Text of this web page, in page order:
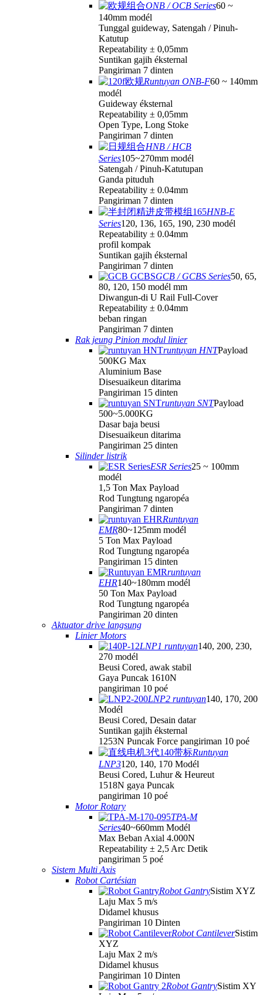
ONB / OCB Series60 ~
140mm modél
Tunggal guideway, Satengah / Pinuh-
Katutup
Repeatability ± 0,05mm
Suntikan gajih éksternal
Pangiriman 7 dinten
Runtuyan ONB-F60 ~ 140mm
modél
Guideway éksternal
Repeatability ± 0,05mm
Open Type, Long Stoke
Pangiriman 7 dinten
HNB / HCB
Series105~270mm modél
Satengah / Pinuh-Katutupan
Ganda pituduh
Repeatability ± 0.04mm
Pangiriman 7 dinten
HNB-E
Series120, 136, 165, 190, 230 modél
Repeatability ± 0.04mm
profil kompak
Suntikan gajih éksternal
Pangiriman 7 dinten
GCB / GCBS Series50, 65,
80, 120, 150 modél mm
Diwangun-di U Rail Full-Cover
Repeatability ± 0.04mm
beban ringan
Pangiriman 7 dinten
Rak jeung Pinion modul linier
runtuyan HNTPayload
500KG Max
Aluminium Base
Disesuaikeun ditarima
Pangiriman 15 dinten
runtuyan SNTPayload
500~5.000KG
Dasar baja beusi
Disesuaikeun ditarima
Pangiriman 25 dinten
Silinder listrik
ESR Series25 ~ 100mm
modél
1,5 Ton Max Payload
Rod Tungtung ngaropéa
Pangiriman 7 dinten
Runtuyan
EMR80~125mm modél
5 Ton Max Payload
Rod Tungtung ngaropéa
Pangiriman 15 dinten
runtuyan
EHR140~180mm modél
50 Ton Max Payload
Rod Tungtung ngaropéa
Pangiriman 20 dinten
Aktuator drive langsung
Linier Motors
LNP1 runtuyan140, 200, 230,
270 modél
Beusi Cored, awak stabil
Gaya Puncak 1610N
pangiriman 10 poé
LNP2 runtuyan140, 170, 200
Modél
Beusi Cored, Desain datar
Suntikan gajih éksternal
1253N Puncak Force pangiriman 10 poé
Runtuyan
LNP3120, 140, 170 Modél
Beusi Cored, Luhur & Heureut
1518N gaya Puncak
pangiriman 10 poé
Motor Rotary
TPA-M
Series40~660mm Modél
Max Beban Axial 4.000N
Repeatability ± 2,5 Arc Detik
pangiriman 5 poé
Sistem Multi Axis
Robot Cartésian
Robot GantrySistim XYZ
Laju Max 5 m/s
Didamel khusus
Pangiriman 10 Dinten
Robot CantileverSistim
XYZ
Laju Max 2 m/s
Didamel khusus
Pangiriman 10 Dinten
Robot GantrySistim XY